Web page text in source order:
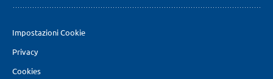
Impostazioni Cookie
Privacy
Cookies